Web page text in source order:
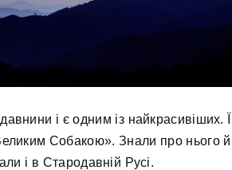
і є одним із найкрасивіших.
Собакою». Знали про нього
і в Стародавній Русі.